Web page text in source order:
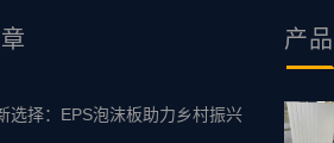
选择：EPS泡沫板助力乡村振兴
产品